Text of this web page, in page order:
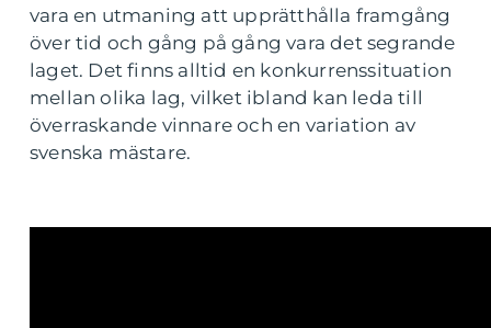
vara en utmaning att upprätthålla framgång
över tid och gång på gång vara det segrande
laget. Det finns alltid en konkurrenssituation
mellan olika lag, vilket ibland kan leda till
överraskande vinnare och en variation av
svenska mästare.